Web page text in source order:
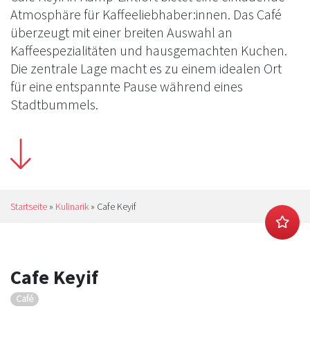
Atmosphäre für Kaffeeliebhaber:innen. Das Café
überzeugt mit einer breiten Auswahl an
Kaffeespezialitäten und hausgemachten Kuchen.
Die zentrale Lage macht es zu einem idealen Ort
für eine entspannte Pause während eines
Stadtbummels.
Startseite » Kulinarik » Cafe Keyif
Cafe Keyif
Café